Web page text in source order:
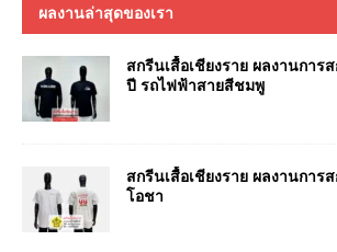
ผลงานล่าสุดของเรา
สกรีนเสื้อเชียงราย ผลงานการ
ปี รถไฟฟ้าสายสีชมพู
สกรีนเสื้อเชียงราย ผลงานการ
โอชา